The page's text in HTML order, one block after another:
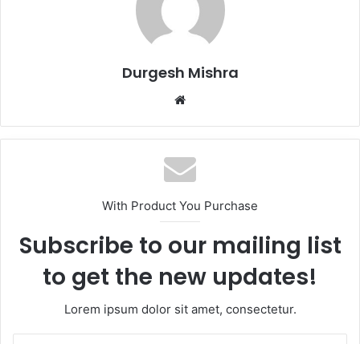
Durgesh Mishra
Website
With Product You Purchase
Subscribe to our mailing list
to get the new updates!
Lorem ipsum dolor sit amet, consectetur.